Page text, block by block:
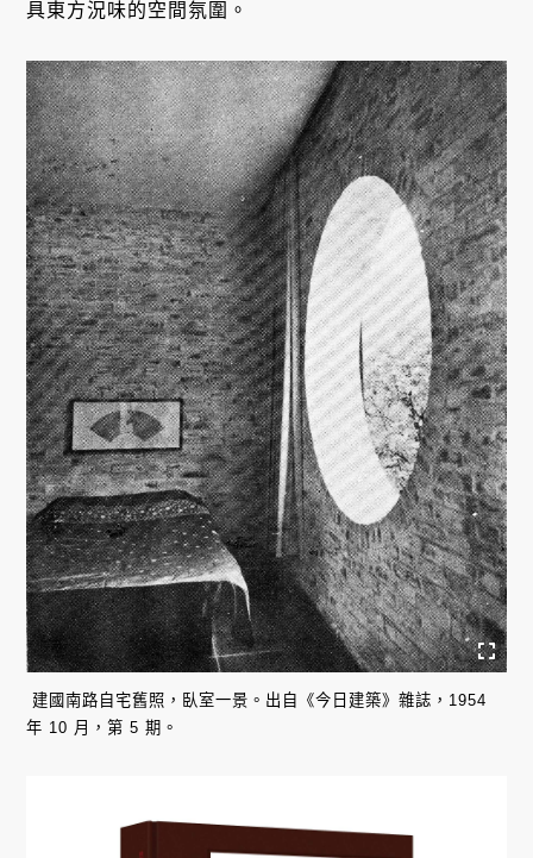
具東方況味的空間氛圍。
建國南路自宅舊照，臥室一景。出自《今日建築》雜誌，1954
年 10 月，第 5 期。